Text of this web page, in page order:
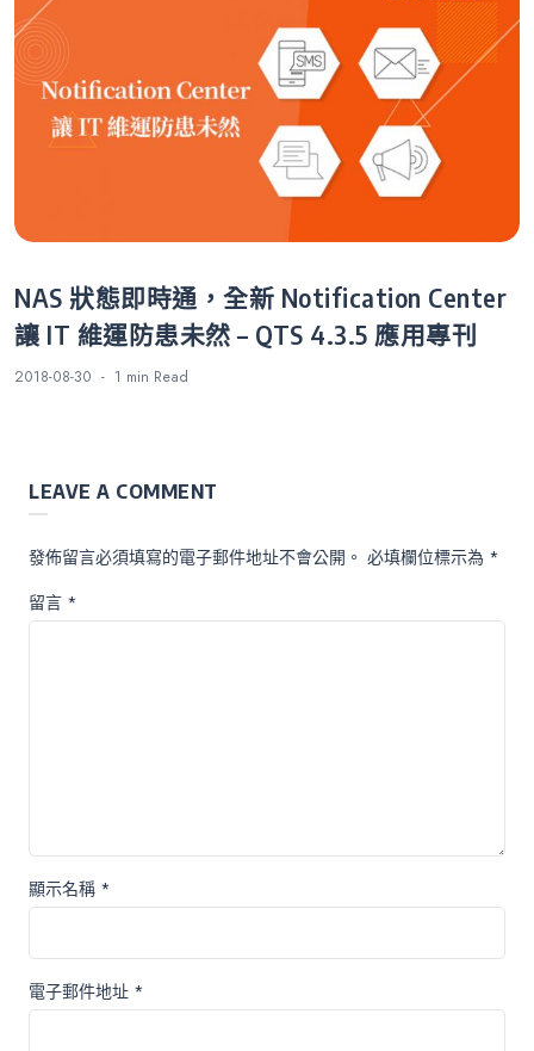
NAS 狀態即時通，全新 Notification Center
讓 IT 維運防患未然 – QTS 4.3.5 應用專刊
2018-08-30 1 min Read
LEAVE A COMMENT
發佈留言必須填寫的電子郵件地址不會公開。 必填欄位標示為 *
留言 *
顯示名稱 *
電子郵件地址 *